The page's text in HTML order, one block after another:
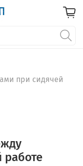
при сидячей
работе